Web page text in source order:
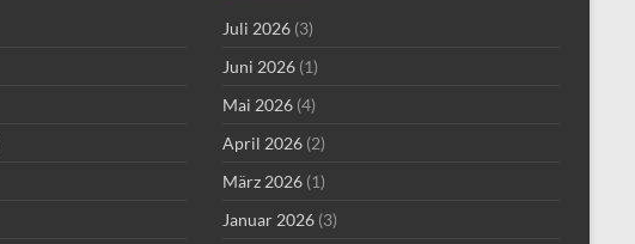
Juli 2026 (3)
Juni 2026 (1)
Mai 2026 (4)
April 2026 (2)
März 2026 (1)
Januar 2026 (3)